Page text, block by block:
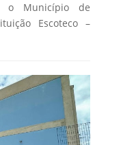
o Município de
Escoteco –